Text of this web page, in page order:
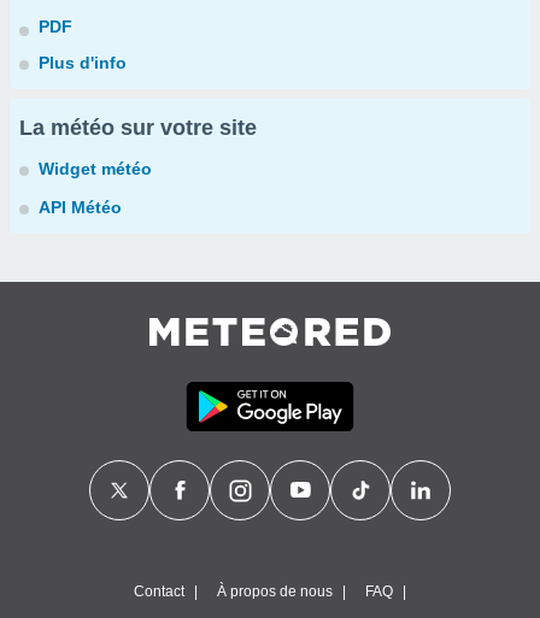
PDF
Plus d'info
La météo sur votre site
Widget météo
API Météo
Contact À propos de nous FAQ